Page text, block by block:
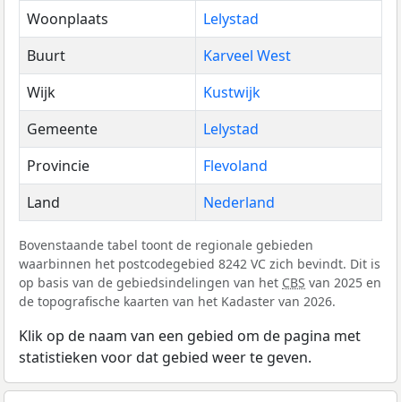
Woonplaats
Lelystad
Buurt
Karveel West
Wijk
Kustwijk
Gemeente
Lelystad
Provincie
Flevoland
Land
Nederland
Bovenstaande tabel toont de regionale gebieden
waarbinnen het postcodegebied 8242 VC zich bevindt. Dit is
op basis van de gebiedsindelingen van het CBS van 2025 en
de topografische kaarten van het Kadaster van 2026.
Klik op de naam van een gebied om de pagina met
statistieken voor dat gebied weer te geven.